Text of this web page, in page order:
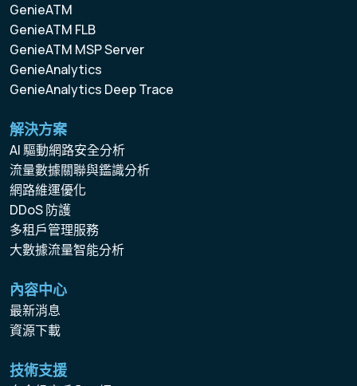
GenieATM
GenieATM FLB
GenieATM MSP Server
GenieAnalytics
GenieAnalytics Deep Trace
解決方案
AI 驅動網路安全分析
流量數據關聯與鑑識分析
網路維運優化
DDoS 防護
多租戶管理服務
大數據流量智能分析
內容中心
最新消息
資源下載
技術支援